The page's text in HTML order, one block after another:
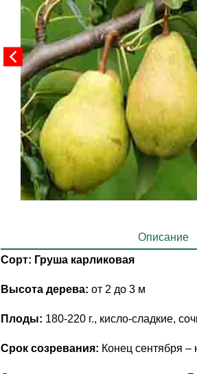
Описание
Сорт: Груша карликовая
Высота дерева: от 2 до 3 м
Плоды: 180-220 г., кисло-сладкие,
Срок созревания: Конец сентября –